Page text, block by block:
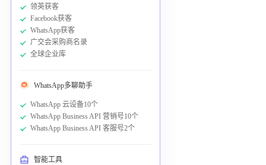
领英获客
Facebook获客
WhatsApp获客
广交会采购商名录
全球企业库
WhatsApp多聊助手
WhatsApp 云设备10个
WhatsApp Business API 营销号10个
WhatsApp Business API 客服号2个
智能工具